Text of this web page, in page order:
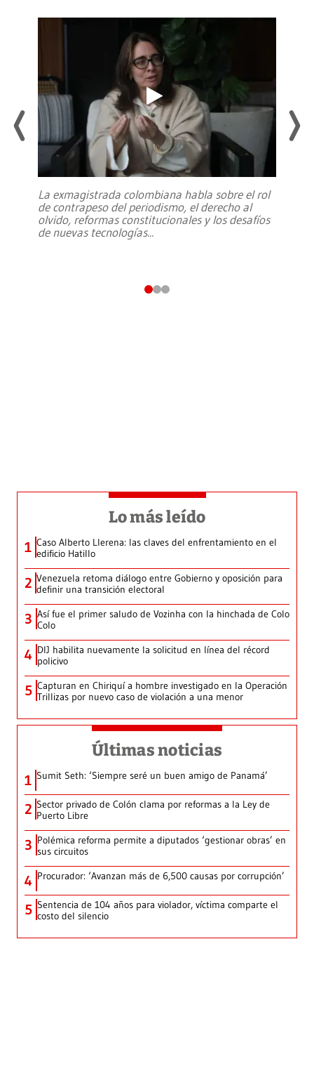
La exmagistrada colombiana habla sobre el rol
de contrapeso del periodismo, el derecho al
olvido, reformas constitucionales y los desafíos
de nuevas tecnologías...
Lo más leído
1 Caso Alberto Llerena: las claves del enfrentamiento en el
edificio Hatillo
2 Venezuela retoma diálogo entre Gobierno y oposición para
definir una transición electoral
3 Así fue el primer saludo de Vozinha con la hinchada de Colo
Colo
4 DIJ habilita nuevamente la solicitud en línea del récord
policivo
5 Capturan en Chiriquí a hombre investigado en la Operación
Trillizas por nuevo caso de violación a una menor
Últimas noticias
1 Sumit Seth: ‘Siempre seré un buen amigo de Panamá’
2 Sector privado de Colón clama por reformas a la Ley de
Puerto Libre
3 Polémica reforma permite a diputados ‘gestionar obras’ en
sus circuitos
4 Procurador: ‘Avanzan más de 6,500 causas por corrupción’
5 Sentencia de 104 años para violador, víctima comparte el
costo del silencio